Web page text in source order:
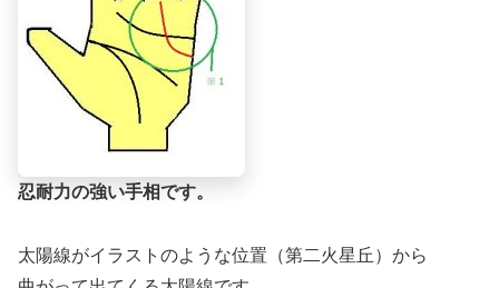
忍耐力の強い手相です。
太陽線がイラストのような位置（第二火星丘）から